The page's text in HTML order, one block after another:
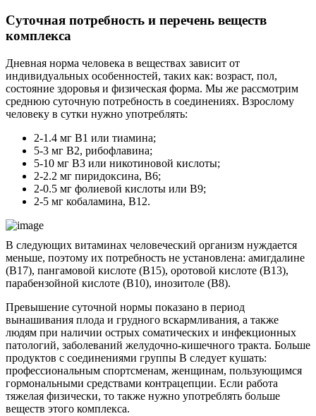
Суточная потребность и перечень веществ
комплекса
Дневная норма человека в веществах зависит от
индивидуальных особенностей, таких как: возраст, пол,
состояние здоровья и физическая форма. Мы же рассмотрим
среднюю суточную потребность в соединениях. Взрослому
человеку в сутки нужно употреблять:
2-1.4 мг В1 или тиамина;
5-3 мг В2, рибофлавина;
5-10 мг В3 или никотиновой кислоты;
2-2.2 мг пиридоксина, В6;
2-0.5 мг фолиевой кислоты или В9;
2-5 мг кобаламина, В12.
В следующих витаминах человеческий организм нуждается
меньше, поэтому их потребность не установлена: амигдалине
(В17), пангамовой кислоте (В15), оротовой кислоте (В13),
парабензойной кислоте (В10), инозитоле (В8).
Превышение суточной нормы показано в период
вынашивания плода и грудного вскармливания, а также
людям при наличии острых соматических и инфекционных
патологий, заболеваний желудочно-кишечного тракта. Больше
продуктов с соединениями группы В следует кушать:
профессиональным спортсменам, женщинам, пользующимся
гормональными средствами контрацепции. Если работа
тяжелая физически, то также нужно употреблять больше
веществ этого комплекса.